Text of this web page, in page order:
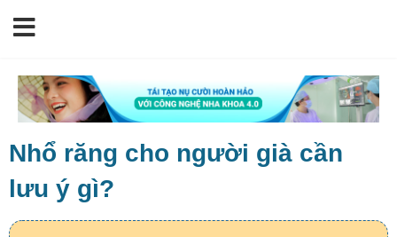
Nhổ răng cho người già cần
lưu ý gì?